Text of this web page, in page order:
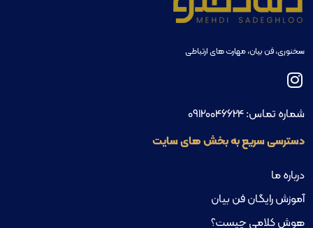
سخنوری، فن بیان، مهارت های ارتباطی
شماره تماس:09120046624
دسترسی سریع به بخش های سایت
درباره ما
آموزش رایگان فن بیان
هوش کلامی چیست؟